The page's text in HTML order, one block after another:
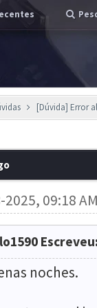
[Dúvida] Error
2025, 09:18
noches.